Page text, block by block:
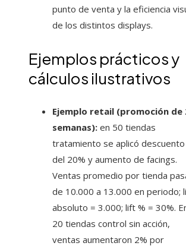
punto de venta y la eficiencia
de los distintos displays.
Ejemplos prácticos y
cálculos ilustrativos
Ejemplo retail (promoción de
semanas): en 50 tiendas
tratamiento se aplicó descuento
del 20% y aumento de facings.
Ventas promedio por tienda
de 10.000 a 13.000 en periodo;
absoluto = 3.000; lift % = 30%.
20 tiendas control sin acción,
ventas aumentaron 2% por